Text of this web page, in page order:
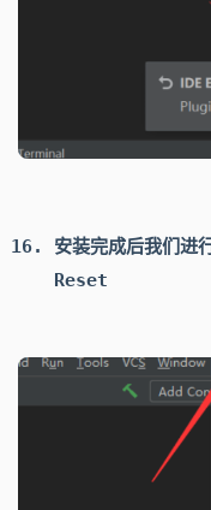
安装完成后我们进
Reset